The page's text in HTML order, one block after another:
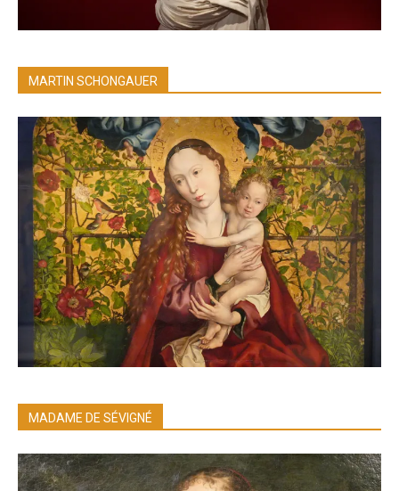
MARTIN SCHONGAUER
MADAME DE SÉVIGNÉ